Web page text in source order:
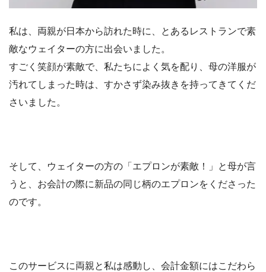
私は、両親が日本から訪れた時に、とあるレストランで素
敵なウェイターの方に出会いました。
すごく笑顔が素敵で、私たちによく気を配り、母の洋服が
汚れてしまった時は、すかさず染み抜きを持ってきてくだ
さいました。
そして、ウェイターの方の「エプロンが素敵！」と母が言
うと、お会計の際に新品の同じ柄のエプロンをくださった
のです。
このサービスに両親と私は感動し、会計金額にはこだわら